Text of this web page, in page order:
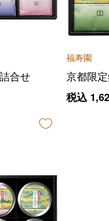
合せ
福寿園
京都限
税込
フード＆スイーツ
バレンタインチョコレ